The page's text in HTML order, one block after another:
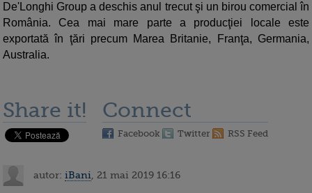
De'Longhi Group a deschis anul trecut şi un birou comercial în
România. Cea mai mare parte a producţiei locale este
exportată în ţări precum Marea Britanie, Franţa, Germania,
Australia.
Share it! Connect
Facebook Twitter RSS Feed
autor: iBani , 21 mai 2019 16:16